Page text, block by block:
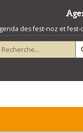
des fest-noz et fest-